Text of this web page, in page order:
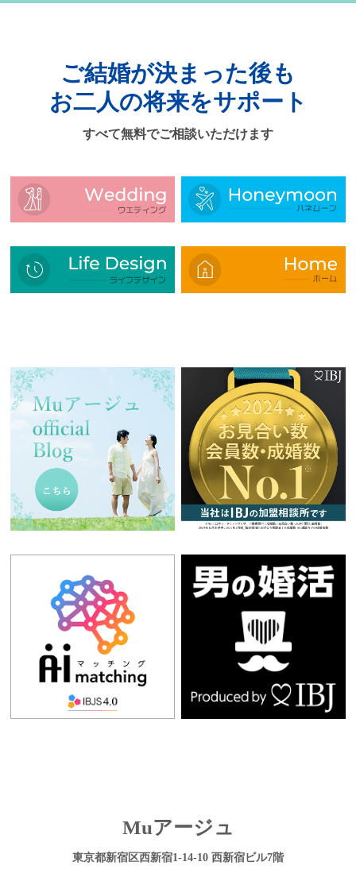
ご結婚が決まった後も
お二人の将来をサポート
すべて無料でご相談いただけます
Muアージュ
東京都新宿区西新宿1-14-10 西新宿ビル7階